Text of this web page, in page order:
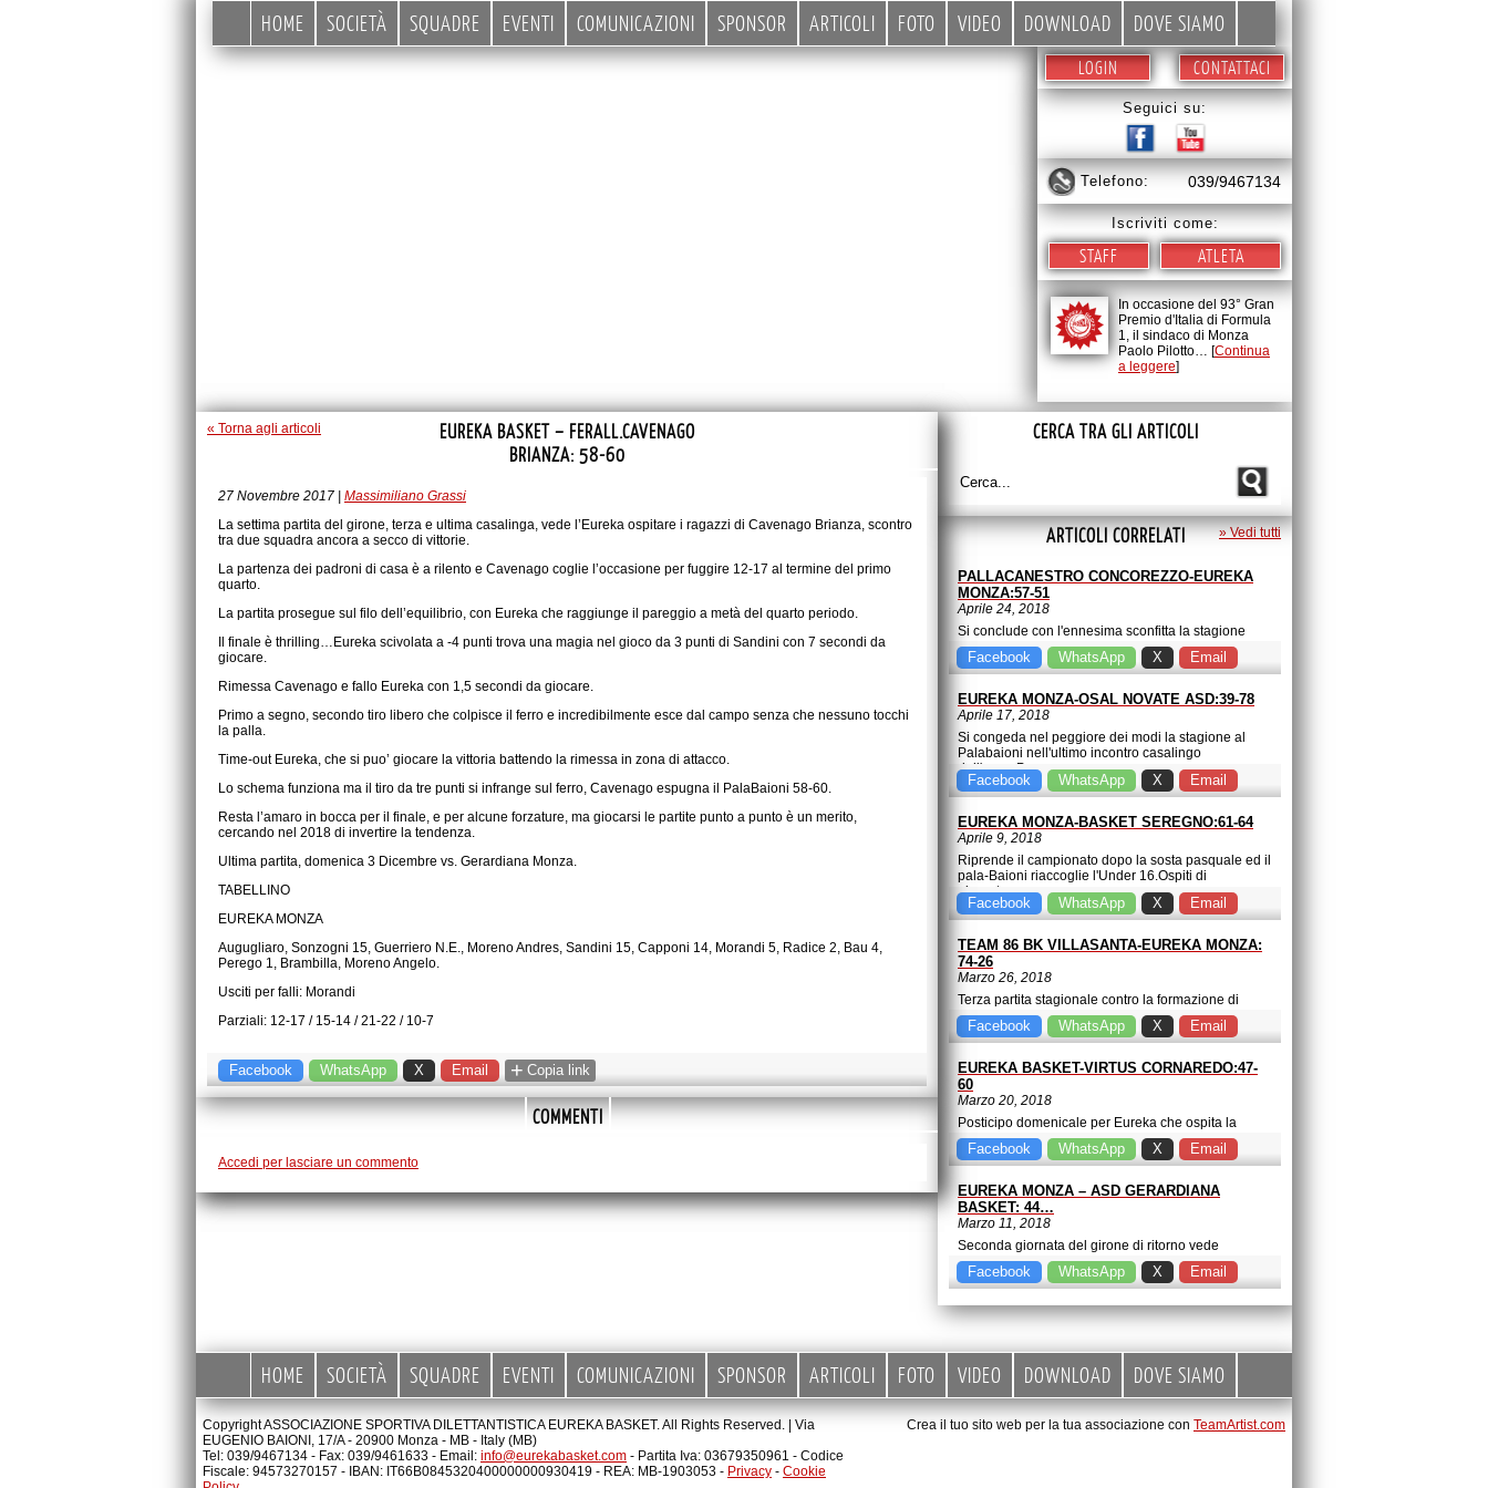
HOME SOCIETÀ SQUADRE EVENTI COMUNICAZIONI SPONSOR ARTICOLI FOTO VIDEO DOWNLOAD DOVE SIAMO
LOGIN CONTATTACI
Seguici su:
telefono: 039/9467134
Iscriviti come:
STAFF ATLETA
In occasione del 93° Gran
Premio d'Italia di Formula
1, il sindaco di Monza
Paolo Pilotto… [Continua
a leggere]
« Torna agli articoli
EUREKA BASKET – FERALL.CAVENAGO
BRIANZA: 58-60
27 Novembre 2017 | Massimiliano Grassi
La settima partita del girone, terza e ultima casalinga, vede l’Eureka ospitare i ragazzi di Cavenago Brianza, scontro
tra due squadra ancora a secco di vittorie.
La partenza dei padroni di casa è a rilento e Cavenago coglie l’occasione per fuggire 12-17 al termine del primo
quarto.
La partita prosegue sul filo dell’equilibrio, con Eureka che raggiunge il pareggio a metà del quarto periodo.
Il finale è thrilling…Eureka scivolata a -4 punti trova una magia nel gioco da 3 punti di Sandini con 7 secondi da
giocare.
Rimessa Cavenago e fallo Eureka con 1,5 secondi da giocare.
Primo a segno, secondo tiro libero che colpisce il ferro e incredibilmente esce dal campo senza che nessuno tocchi
la palla.
Time-out Eureka, che si puo’ giocare la vittoria battendo la rimessa in zona di attacco.
Lo schema funziona ma il tiro da tre punti si infrange sul ferro, Cavenago espugna il PalaBaioni 58-60.
Resta l’amaro in bocca per il finale, e per alcune forzature, ma giocarsi le partite punto a punto è un merito,
cercando nel 2018 di invertire la tendenza.
Ultima partita, domenica 3 Dicembre vs. Gerardiana Monza.
TABELLINO
EUREKA MONZA
Augugliaro, Sonzogni 15, Guerriero N.E., Moreno Andres, Sandini 15, Capponi 14, Morandi 5, Radice 2, Bau 4,
Perego 1, Brambilla, Moreno Angelo.
Usciti per falli: Morandi
Parziali: 12-17 / 15-14 / 21-22 / 10-7
Facebook WhatsApp X Email + Copia link
COMMENTI
Accedi per lasciare un commento
CERCA TRA GLI ARTICOLI
ARTICOLI CORRELATI » Vedi tutti
PALLACANESTRO CONCOREZZO-EUREKA
MONZA:57-51
Aprile 24, 2018
Si conclude con l'ennesima sconfitta la stagione
2017/2018 dell'Under 16 sul campo della rivale
Pallacanestro…
Facebook WhatsApp X Email
EUREKA MONZA-OSAL NOVATE ASD:39-78
Aprile 17, 2018
Si congeda nel peggiore dei modi la stagione al
Palabaioni nell'ultimo incontro casalingo
dell'anno.Poco…
Facebook WhatsApp X Email
EUREKA MONZA-BASKET SEREGNO:61-64
Aprile 9, 2018
Riprende il campionato dopo la sosta pasquale ed il
pala-Baioni riaccoglie l'Under 16.Ospiti di
giornata…
Facebook WhatsApp X Email
TEAM 86 BK VILLASANTA-EUREKA MONZA:
74-26
Marzo 26, 2018
Terza partita stagionale contro la formazione di
Villasanta e terza sconfitta per l'Eureka Monza.Lo
strapotere…
Facebook WhatsApp X Email
EUREKA BASKET-VIRTUS CORNAREDO:47-
60
Marzo 20, 2018
Posticipo domenicale per Eureka che ospita la
formazione della Virtus Cornaredo.Nel girone di
andata,…
Facebook WhatsApp X Email
EUREKA MONZA – ASD GERARDIANA
BASKET: 44…
Marzo 11, 2018
Seconda giornata del girone di ritorno vede
nuovamente affrontarsi Eureka e Gerardiana.Due
vittorie per…
Facebook WhatsApp X Email
HOME SOCIETÀ SQUADRE EVENTI COMUNICAZIONI SPONSOR ARTICOLI FOTO VIDEO DOWNLOAD DOVE SIAMO
Copyright ASSOCIAZIONE SPORTIVA DILETTANTISTICA EUREKA BASKET. All Rights Reserved. | Via
EUGENIO BAIONI, 17/A - 20900 Monza - MB - Italy (MB)
Tel: 039/9467134 - Fax: 039/9461633 - Email: info@eurekabasket.com - Partita Iva: 03679350961 - Codice
Fiscale: 94573270157 - IBAN: IT66B0845320400000000930419 - REA: MB-1903053 - Privacy - Cookie
Crea il tuo sito web per la tua associazione con TeamArtist.com